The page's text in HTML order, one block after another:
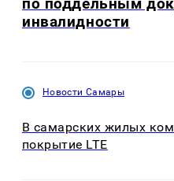
инвалидности
Новости Самары
В самарских жилых
покрытие LTE